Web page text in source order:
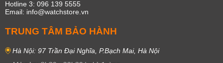
Hotline 3: 096 139 5555
Email: info@watchstore.vn
TRUNG TÂM BẢO HÀNH
Hà Nội: 97 Trần Đại Nghĩa, P.Bạch Mai, Hà Nội